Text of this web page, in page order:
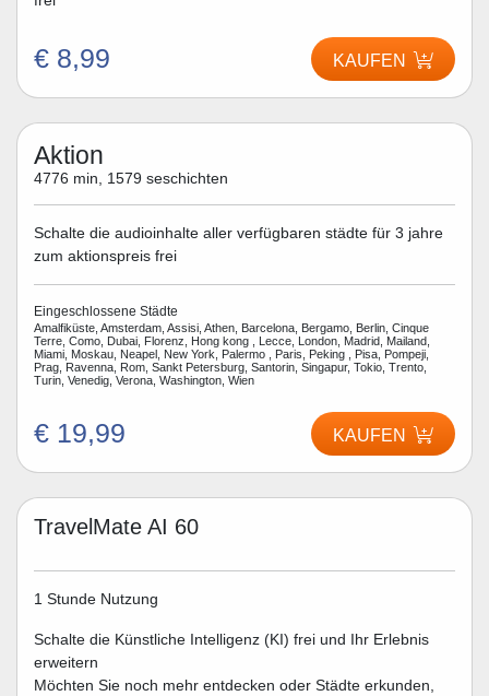
€ 8,99 KAUFEN
Aktion
4776 min, 1579 seschichten
Schalte die audioinhalte aller verfügbaren städte für 3 jahre
zum aktionspreis frei
Eingeschlossene Städte
Amalfiküste, Amsterdam, Assisi, Athen, Barcelona, Bergamo, Berlin, Cinque
Terre, Como, Dubai, Florenz, Hong kong , Lecce, London, Madrid, Mailand,
Miami, Moskau, Neapel, New York, Palermo , Paris, Peking , Pisa, Pompeji,
Prag, Ravenna, Rom, Sankt Petersburg, Santorin, Singapur, Tokio, Trento,
Turin, Venedig, Verona, Washington, Wien
€ 19,99 KAUFEN
TravelMate AI 60
1 Stunde Nutzung
Schalte die Künstliche Intelligenz (KI) frei und Ihr Erlebnis
erweitern
Möchten Sie noch mehr entdecken oder Städte erkunden,